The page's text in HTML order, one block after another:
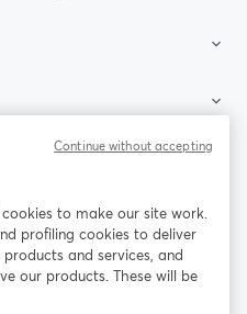
しいタブで開く(Twitter)
YouTube
to make our site work.
profiling cookies to deliver
and services, and
our products. These will be
Continue without accepting